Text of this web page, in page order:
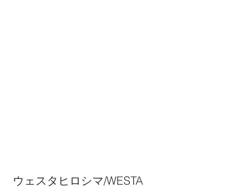
ウェスタヒロシマ/WESTA